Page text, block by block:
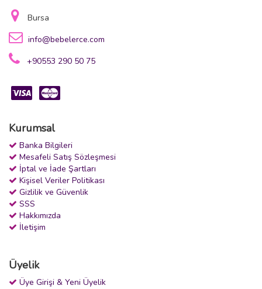
Bursa
info@bebelerce.com
+90553 290 50 75
Kurumsal
Banka Bilgileri
Mesafeli Satış Sözleşmesi
İptal ve İade Şartları
Kişisel Veriler Politikası
Gizlilik ve Güvenlik
SSS
Hakkımızda
İletişim
Üyelik
Üye Girişi & Yeni Üyelik